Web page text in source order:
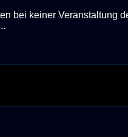
bei keiner Veranstaltung